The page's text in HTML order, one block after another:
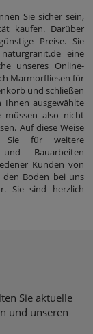
Sie sicher sein,
kaufen. Darüber
Preise. Sie
eine
unseres Online-
Marmorfliesen für
und schließen
Ihnen ausgewählte
müssen also nicht
Auf diese Weise
für weitere
Bauarbeiten
Kunden von
den Boden bei uns
Sie sind herzlich
Sie aktuelle
und unseren